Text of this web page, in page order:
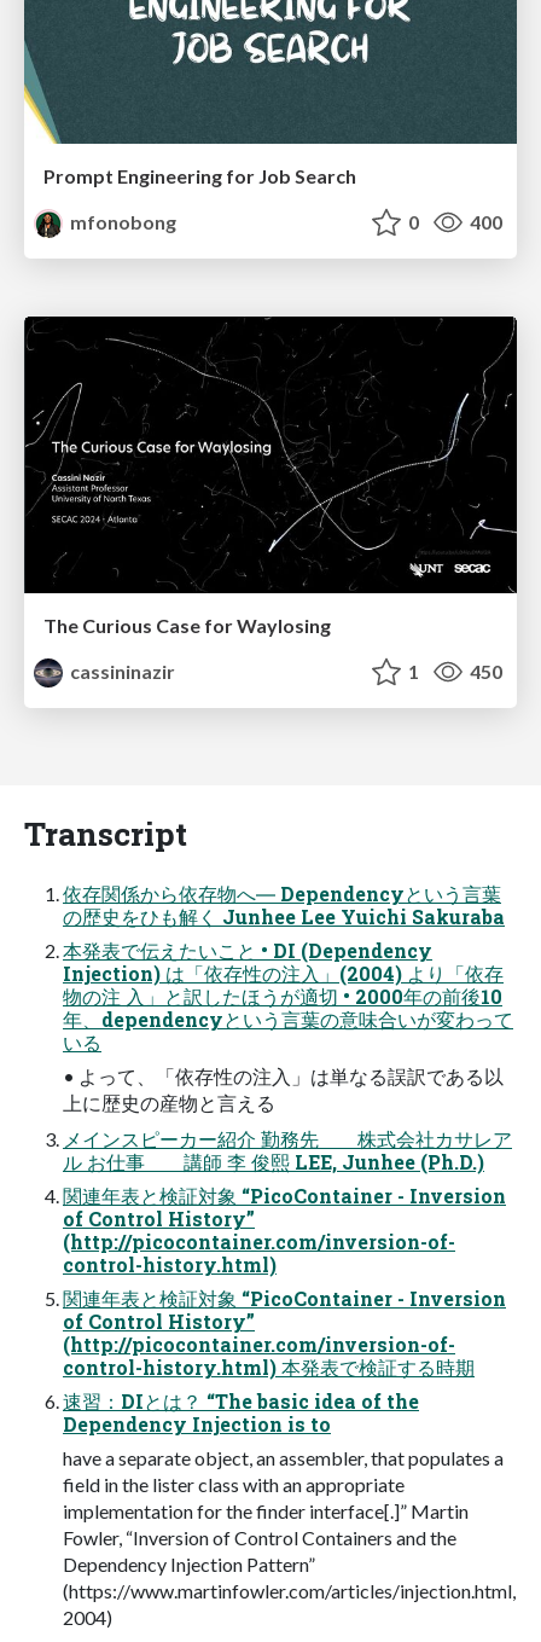
Prompt Engineering for Job Search
mfonobong
0 400
The Curious Case for Waylosing
cassininazir
1 450
Transcript
依存関係から依存物へ― Dependencyという言葉
の歴史をひも解く Junhee Lee Yuichi Sakuraba
本発表で伝えたいこと • DI (Dependency
Injection) は「依存性の注入」(2004) より「依存
物の注 入」と訳したほうが適切 • 2000年の前後10
年、dependencyという言葉の意味合いが変わって
いる
• よって、「依存性の注入」は単なる誤訳である以
上に歴史の産物と言える
メインスピーカー紹介 勤務先 株式会社カサレア
ル お仕事 講師 李 俊熙 LEE, Junhee (Ph.D.)
関連年表と検証対象 “PicoContainer - Inversion
of Control History”
(http://picocontainer.com/inversion-of-
control-history.html)
関連年表と検証対象 “PicoContainer - Inversion
of Control History”
(http://picocontainer.com/inversion-of-
control-history.html) 本発表で検証する時期
速習：DIとは？ “The basic idea of the
Dependency Injection is to
have a separate object, an assembler, that populates a
field in the lister class with an appropriate
implementation for the finder interface[.]” Martin
Fowler, “Inversion of Control Containers and the
Dependency Injection Pattern”
(https://www.martinfowler.com/articles/injection.html,
2004)